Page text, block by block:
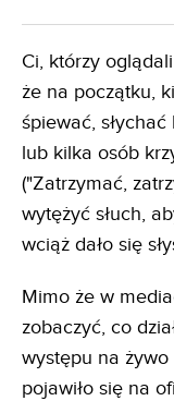
Ci, którzy
że na początku,
śpiewać,
lub kilka osób
("Zatrzymać,
wytężyć słuch,
wciąż dało się
Mimo że w
zobaczyć, co
występu na
pojawiło się na